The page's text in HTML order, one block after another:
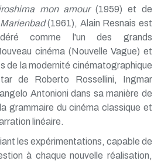
mon amour(1959) et de
(1961), Alain Resnais est
comme l'un des grands
cinéma (Nouvelle Vague) et
de la modernité cinématographique
de Roberto Rossellini, Ingmar
Antonioni dans sa manière de
grammaire du cinéma classique et
linéaire.
les expérimentations, capable de
à chaque nouvelle réalisation,